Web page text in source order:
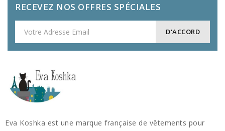
RECEVEZ NOS OFFRES SPÉCIALES
Eva Koshka est une marque française de vêtements pour